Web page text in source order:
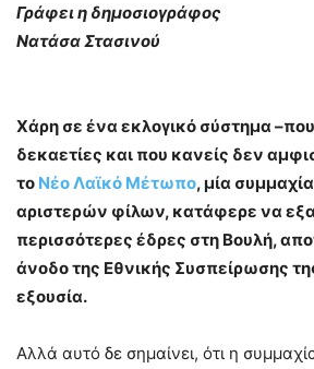
Γράφει η δημοσιογράφος
Νατάσα Στασινού
Χάρη σε ένα εκλογικό σύστημα
δεκαετίες και που κανείς δεν
το Νέο Λαϊκό Μέτωπο, μία
αριστερών φίλων, κατάφερε να
περισσότερες έδρες στη Βουλή,
άνοδο της Εθνικής Συσπείρωσης
εξουσία.
Αλλά αυτό δε σημαίνει, ότι η